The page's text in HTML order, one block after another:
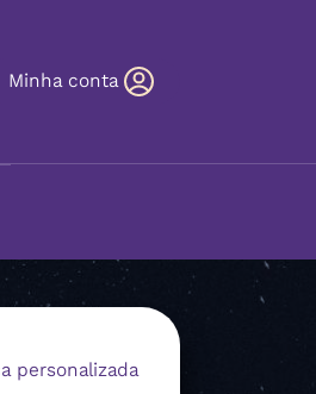
Minha conta
personalizada